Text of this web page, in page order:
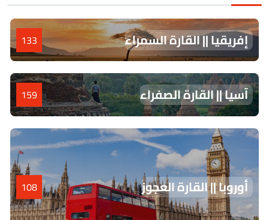
إفريقيا || القارة السمراء 133
آسيا || القارة الصفراء 159
أوروبا || القارة العجوز 108